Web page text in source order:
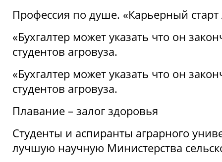
Профессия по душе. «Карьерный
«Бухгалтер может указать что он
студентов агровуза.
«Бухгалтер может указать что он
студентов агровуза.
Плавание – залог здоровья
Студенты и аспиранты аграрного
лучшую научную Министерства